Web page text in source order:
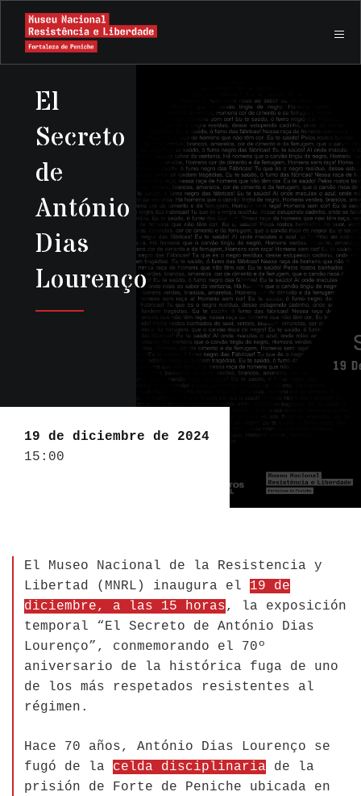
El
Secreto
de
António
Dias
Lourenço
19 de diciembre de 2024
15:00
El Museo Nacional de la Resistencia y
Libertad (MNRL) inaugura el 19 de
diciembre, a las 15 horas, la exposición
temporal “El Secreto de António Dias
Lourenço”, conmemorando el 70º
aniversario de la histórica fuga de uno
de los más respetados resistentes al
régimen.
Hace 70 años, António Dias Lourenço se
fugó de la celda disciplinaria de la
prisión de Forte de Peniche ubicada en